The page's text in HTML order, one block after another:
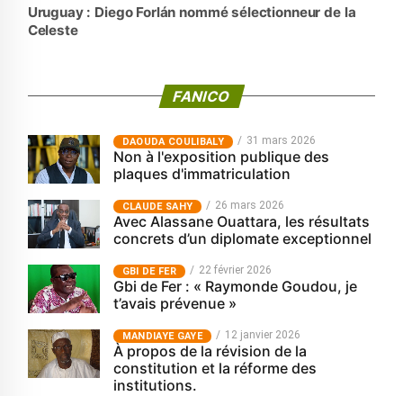
Uruguay : Diego Forlán nommé sélectionneur de la
Celeste
FANICO
‎DAOUDA COULIBALY 31 mars 2026
Non à l'exposition publique des
plaques d'immatriculation
CLAUDE SAHY 26 mars 2026
Avec Alassane Ouattara, les résultats
concrets d’un diplomate exceptionnel
GBI DE FER 22 février 2026
Gbi de Fer : « Raymonde Goudou, je
t’avais prévenue »
MANDIAYE GAYE 12 janvier 2026
À propos de la révision de la
constitution et la réforme des
institutions.